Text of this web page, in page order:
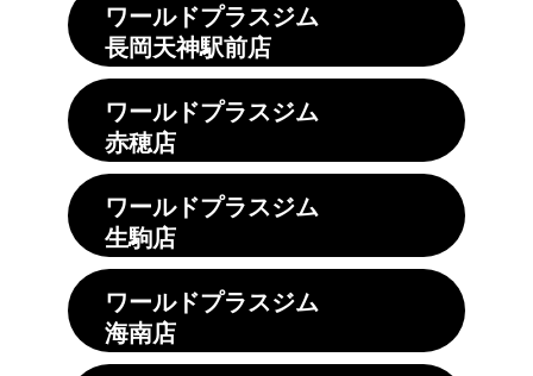
ワールドプラスジム
長岡天神駅前店
ワールドプラスジム
赤穂店
ワールドプラスジム
生駒店
ワールドプラスジム
海南店